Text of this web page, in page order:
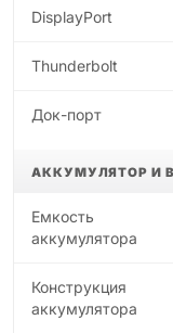
DisplayPort
Thunderbolt
Док-порт
АККУМУЛЯТОР И
Емкость
аккумулятора
Конструкция
аккумулятора